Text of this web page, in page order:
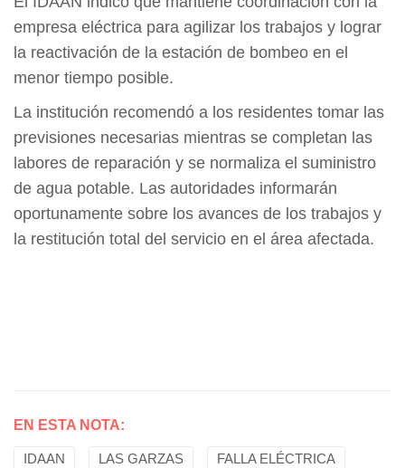
empresa eléctrica para agilizar los trabajos y lograr
la reactivación de la estación de bombeo en el
menor tiempo posible.
La institución recomendó a los residentes tomar las
previsiones necesarias mientras se completan las
labores de reparación y se normaliza el suministro
de agua potable. Las autoridades informarán
oportunamente sobre los avances de los trabajos y
la restitución total del servicio en el área afectada.
EN ESTA NOTA:
IDAAN LAS GARZAS FALLA ELÉCTRICA